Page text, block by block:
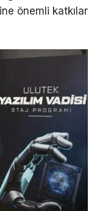
önemli katkılar